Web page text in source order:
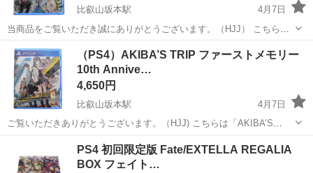
比叡山坂本駅
4月7日
当商品をご覧いただき誠にありがとうございます。（HJJ） こちらは
PS4用ソフト「四女神オンライン CYBER DIMENSION NEPTUNE」
となります。 【商品状態】 ・ケース：多少のスレはござ...
滋賀 大津市 PS4
（PS4）AKIBA’S TRIP ファーストメモリー
10th Annive…
4,650円
比叡山坂本駅
4月7日
ご覧いただきありがとうございます。（HJJ) こちらは「AKIBA’S
TRIP（アキバストリップ） ファーストメモリー 10th Anniversary
Edition」のPS4版になります。 【状態】 ...
比叡山坂本駅
PS4 初回限定版 Fate/EXTELLA REGALIA
BOX フェイト…